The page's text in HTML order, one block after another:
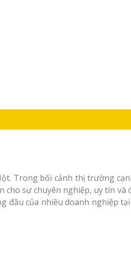
Trong bối cảnh thị trường
sự chuyên nghiệp, uy tín và
đầu của nhiều doanh nghiệp